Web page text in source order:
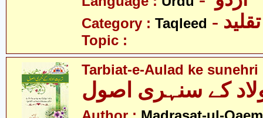
Category : Taqleed - تقلید
Topic :
Tarbiat-e-Aulad ke
کے سنہری اصول